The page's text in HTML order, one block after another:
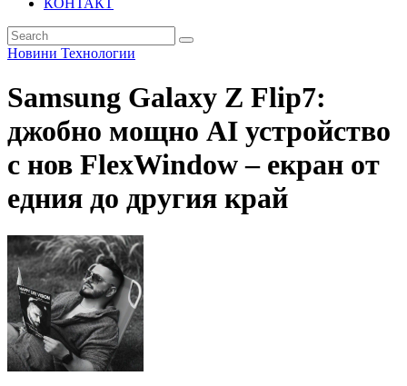
КОНТАКТ
Новини Технологии
Samsung Galaxy Z Flip7:
джобно мощно AI устройство
с нов FlexWindow – екран от
едния до другия край